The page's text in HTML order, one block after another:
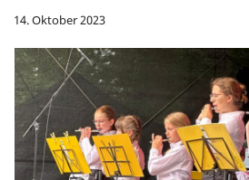
14. Oktober 2023